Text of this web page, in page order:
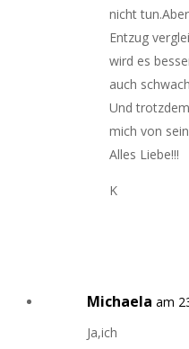
nicht
Entzug
wird es
auch
Und
mich von
Alles Liebe!!!
K
Michaela am
Ja,ich